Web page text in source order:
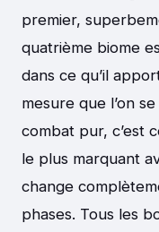
premier,
quatrième biome
dans ce qu’il
mesure que l’on
combat pur, c’est
le plus marquant
change
phases. Tous les